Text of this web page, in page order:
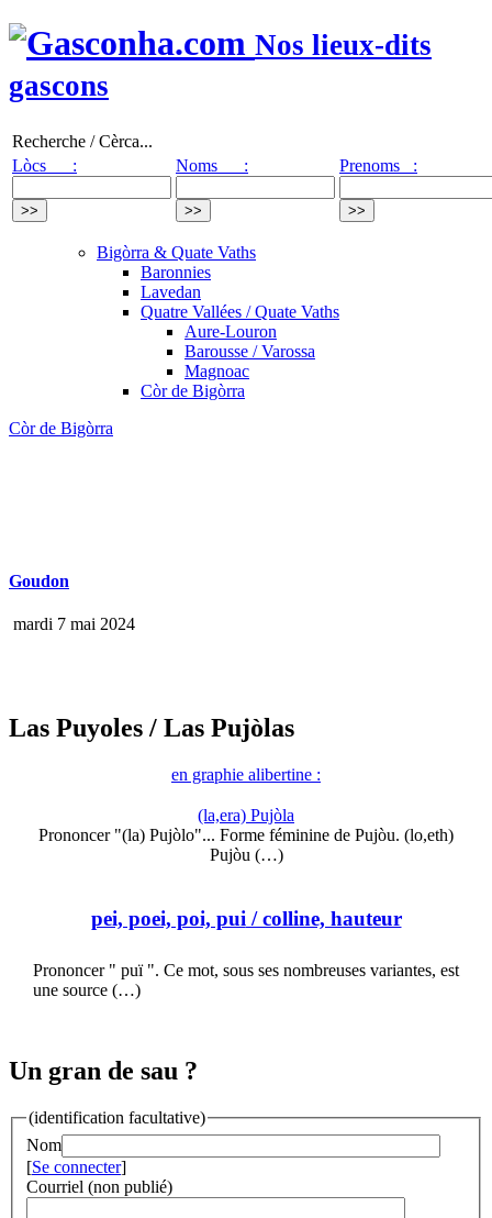
Nos lieux-dits
gascons
Recherche / Cèrca...
Lòcs :
Noms : Prenoms :
Bigòrra & Quate Vaths
Baronnies
Lavedan
Quatre Vallées / Quate Vaths
Aure-Louron
Barousse / Varossa
Magnoac
Còr de Bigòrra
Còr de Bigòrra
Goudon
mardi 7 mai 2024
Las Puyoles / Las Pujòlas
en graphie alibertine :
(la,era) Pujòla
Prononcer "(la) Pujòlo"... Forme féminine de Pujòu. (lo,eth)
Pujòu (…)
pei, poei, poi, pui / colline, hauteur
Prononcer " puï ". Ce mot, sous ses nombreuses variantes, est
une source (…)
Un gran de sau ?
(identification facultative)
Nom
[Se connecter]
Courriel (non publié)